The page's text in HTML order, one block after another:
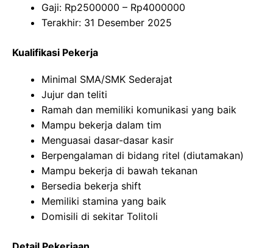
Gaji: Rp2500000 – Rp4000000
Terakhir: 31 Desember 2025
Kualifikasi Pekerja
Minimal SMA/SMK Sederajat
Jujur dan teliti
Ramah dan memiliki komunikasi yang baik
Mampu bekerja dalam tim
Menguasai dasar-dasar kasir
Berpengalaman di bidang ritel (diutamakan)
Mampu bekerja di bawah tekanan
Bersedia bekerja shift
Memiliki stamina yang baik
Domisili di sekitar Tolitoli